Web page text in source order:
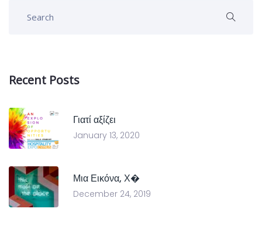
Recent Posts
Γιατί αξίζει
January 13, 2020
Μια Εικόνα, Χ�
December 24, 2019